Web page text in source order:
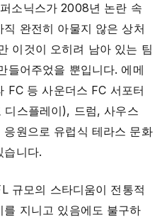
소닉스가 2008년 논란 속
완전히 아물지 않은 상처
이것이 오히려 남아 있는 팀
들어주었을 뿐입니다. 에메
FC 등 사운더스 FC 서포터
디스플레이), 드럼, 사우스
원으로 유럽식 테라스 문화
습니다.
규모의 스타디움이 전통적
지니고 있음에도 불구하